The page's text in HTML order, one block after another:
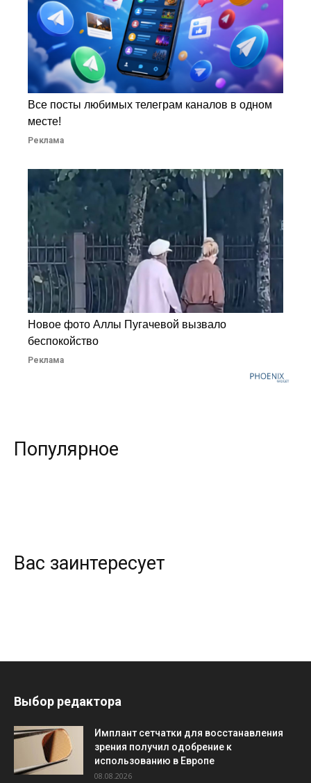
Все посты любимых телеграм каналов в одном
месте!
Реклама
Новое фото Аллы Пугачевой вызвало
беспокойство
Реклама
Популярное
Вас заинтересует
Выбор редактора
Имплант сетчатки для восстанавления
зрения получил одобрение к
использованию в Европе
08.08.2026